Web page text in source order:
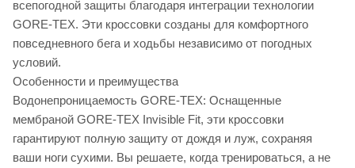
всепогодной защиты благодаря интеграции технологии
GORE-TEX. Эти кроссовки созданы для комфортного
повседневного бега и ходьбы независимо от погодных
условий.
Особенности и преимущества
Водонепроницаемость GORE-TEX: Оснащенные
мембраной GORE-TEX Invisible Fit, эти кроссовки
гарантируют полную защиту от дождя и луж, сохраняя
ваши ноги сухими. Вы решаете, когда тренироваться, а не